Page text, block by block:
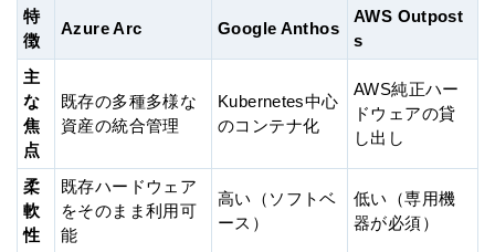
特
徴
Azure Arc Google Anthos
AWS Outpost
s
主
な
焦
点
既存の多種多様な
資産の統合管理
Kubernetes中心
のコンテナ化
AWS純正ハー
ドウェアの貸
し出し
柔
軟
性
既存ハードウェア
をそのまま利用可
能
高い（ソフトベ
ース）
低い（専用機
器が必須）